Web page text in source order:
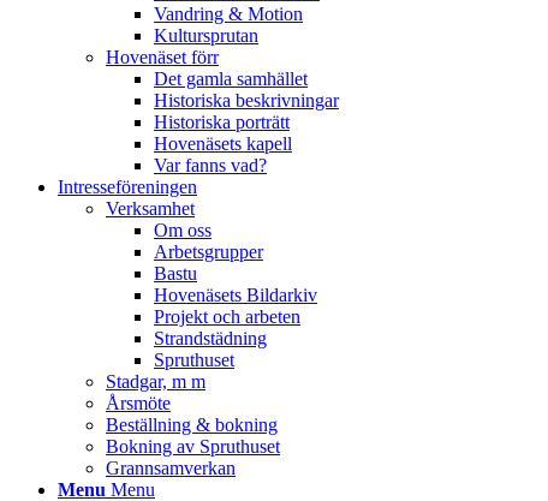
Vandring & Motion
Kultursprutan
Hovenäset förr
Det gamla samhället
Historiska beskrivningar
Historiska porträtt
Hovenäsets kapell
Var fanns vad?
Intresseföreningen
Verksamhet
Om oss
Arbetsgrupper
Bastu
Hovenäsets Bildarkiv
Projekt och arbeten
Strandstädning
Spruthuset
Stadgar, m m
Årsmöte
Beställning & bokning
Bokning av Spruthuset
Grannsamverkan
Menu Menu